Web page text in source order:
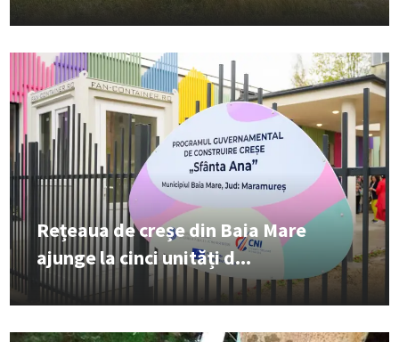
Rețeaua de creșe din Baia Mare
ajunge la cinci unități d...